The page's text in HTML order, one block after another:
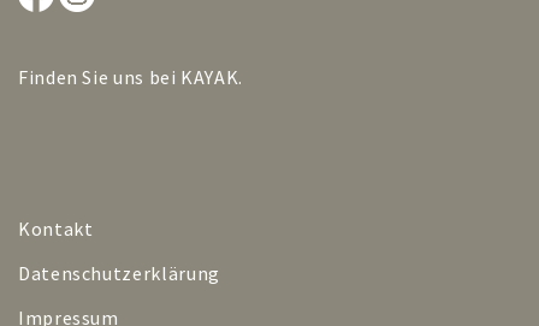
Finden Sie uns bei KAYAK.
Kontakt
Datenschutzerklärung
Impressum